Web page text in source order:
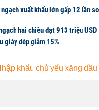
xuất khẩu lớn gấp 12 lần so
hai chiều đạt 913 triệu USD
giày dép giảm 15%